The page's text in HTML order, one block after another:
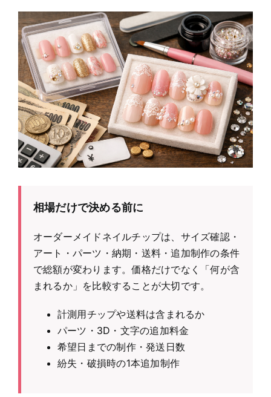
CONTACT
View
Larger
Image
相場だけで決める前に
オーダーメイドネイルチップは、サイズ確認・
アート・パーツ・納期・送料・追加制作の条件
で総額が変わります。価格だけでなく「何が含
まれるか」を比較することが大切です。
計測用チップや送料は含まれるか
パーツ・3D・文字の追加料金
希望日までの制作・発送日数
紛失・破損時の1本追加制作